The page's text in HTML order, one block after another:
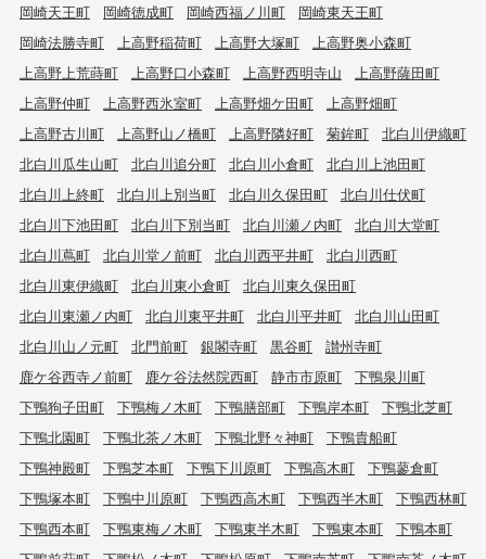
岡崎天王町
岡崎徳成町 岡崎西福ノ川町
岡崎東天王町
岡崎法勝寺町
上高野稲荷町 上高野大塚町
上高野奥小森町
上高野上荒蒔町
上高野口小森町 上高野西明寺山
上高野薩田町
上高野仲町
上高野西氷室町 上高野畑ケ田町
上高野畑町
上高野古川町
上高野山ノ橋町 上高野隣好町 菊鉾町
北白川伊織町
北白川瓜生山町
北白川追分町 北白川小倉町
北白川上池田町
北白川上終町
北白川上別当町 北白川久保田町
北白川仕伏町
北白川下池田町
北白川下別当町 北白川瀬ノ内町
北白川大堂町
北白川蔦町
北白川堂ノ前町 北白川西平井町
北白川西町
北白川東伊織町
北白川東小倉町
北白川東久保田町
北白川東瀬ノ内町
北白川東平井町 北白川平井町
北白川山田町
北白川山ノ元町
北門前町 銀閣寺町 黒谷町
讃州寺町
鹿ケ谷西寺ノ前町
鹿ケ谷法然院西町 静市市原町
下鴨泉川町
下鴨狗子田町
下鴨梅ノ木町 下鴨膳部町 下鴨岸本町
下鴨北芝町
下鴨北園町
下鴨北茶ノ木町 下鴨北野々神町
下鴨貴船町
下鴨神殿町
下鴨芝本町 下鴨下川原町 下鴨高木町
下鴨蓼倉町
下鴨塚本町
下鴨中川原町 下鴨西高木町 下鴨西半木町
下鴨西林町
下鴨西本町
下鴨東梅ノ木町 下鴨東半木町 下鴨東本町
下鴨本町